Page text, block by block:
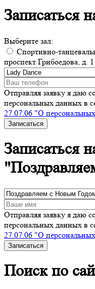
Записаться
Выберите зал:
Спортивно-
проспект Грибоедова, д. 1
Отправляя заявку я даю
персональных данных в
27.07.06 "О
Записаться
Записаться
Отправляя заявку я даю
персональных данных в
27.07.06 "О
Записаться
Поиск по